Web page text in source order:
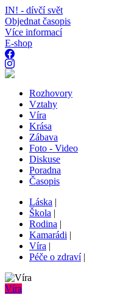
IN! - dívčí svět
Objednat časopis
Více informací
E-shop
Rozhovory
Vztahy
Víra
Krása
Zábava
Foto - Video
Diskuse
Poradna
Časopis
Láska |
Škola |
Rodina |
Kamarádi |
Víra |
Péče o zdraví|
Víra